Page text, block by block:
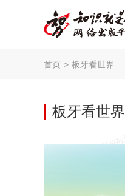
首页 > 板牙看世界
板牙看世界